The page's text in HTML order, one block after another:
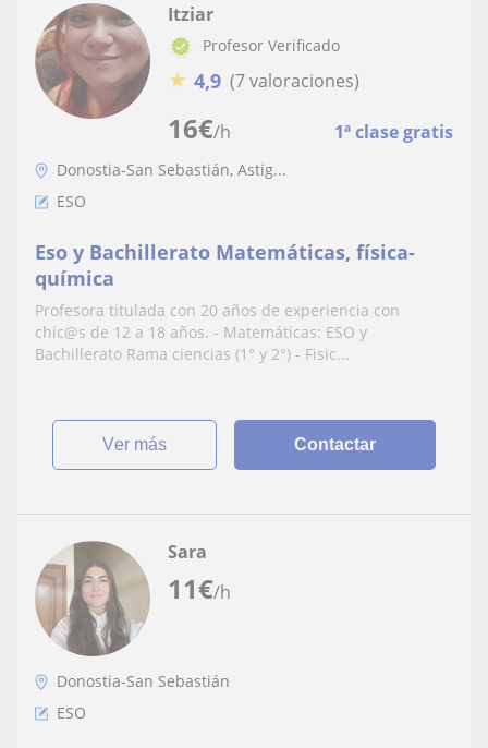
16€/h 1ª clase gratis
Itziar
Profesor Verificado
★ 4,9 (7 valoraciones)
Donostia-San Sebastián, Astig...
ESO
Eso y Bachillerato Matemáticas, física-
química
Profesora titulada con 20 años de experiencia con
chic@s de 12 a 18 años. - Matemáticas: ESO y
Bachillerato Rama ciencias (1° y 2°) - Fisic...
ver más Contactar
11€/h
Sara
Donostia-San Sebastián
ESO